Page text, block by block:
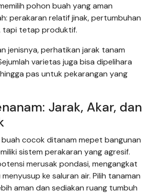
pohon buah yang aman
perakaran relatif jinak, pertumbuhan
tapi tetap produktif.
jenisnya, perhatikan jarak tanam
varietas juga bisa dipelihara
pas untuk pekarangan yang
Jarak, Akar, dan
cocok ditanam mepet bangunan
sistem perakaran yang agresif.
merusak pondasi, mengangkat
ke saluran air. Pilih tanaman
aman dan sediakan ruang tumbuh